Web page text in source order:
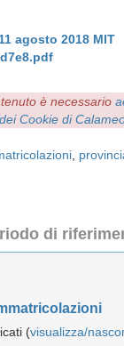
11 agosto 2018 MIT
è necessario
dei Cookie di
di
(visualizza/